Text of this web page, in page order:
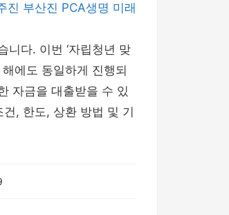
진 부산진 PCA생명 미래
니다. 이번 ‘자립청년 맞
에도 동일하게 진행되
자금을 대출받을 수 있
, 한도, 상환 방법 및 기